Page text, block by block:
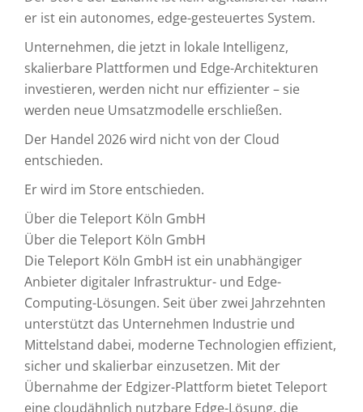
er ist ein autonomes, edge-gesteuertes System.
Unternehmen, die jetzt in lokale Intelligenz,
skalierbare Plattformen und Edge-Architekturen
investieren, werden nicht nur effizienter – sie
werden neue Umsatzmodelle erschließen.
Der Handel 2026 wird nicht von der Cloud
entschieden.
Er wird im Store entschieden.
Über die Teleport Köln GmbH
Über die Teleport Köln GmbH
Die Teleport Köln GmbH ist ein unabhängiger
Anbieter digitaler Infrastruktur- und Edge-
Computing-Lösungen. Seit über zwei Jahrzehnten
unterstützt das Unternehmen Industrie und
Mittelstand dabei, moderne Technologien effizient,
sicher und skalierbar einzusetzen. Mit der
Übernahme der Edgizer-Plattform bietet Teleport
eine cloudähnlich nutzbare Edge-Lösung, die